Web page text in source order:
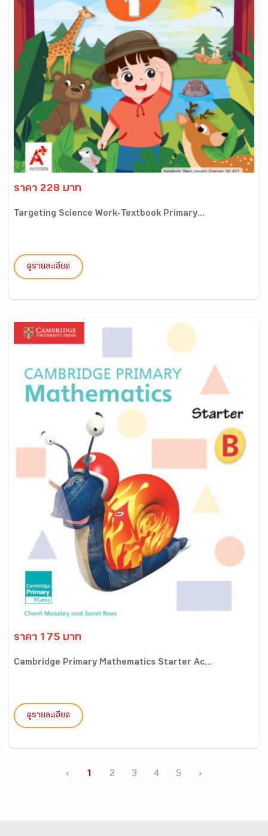
ราคา 228 บาท
Targeting Science Work-Textbook Primary...
ดูรายละเอียด
ราคา 175 บาท
Cambridge Primary Mathematics Starter Ac...
ดูรายละเอียด
‹ 1 2 3 4 5 ›